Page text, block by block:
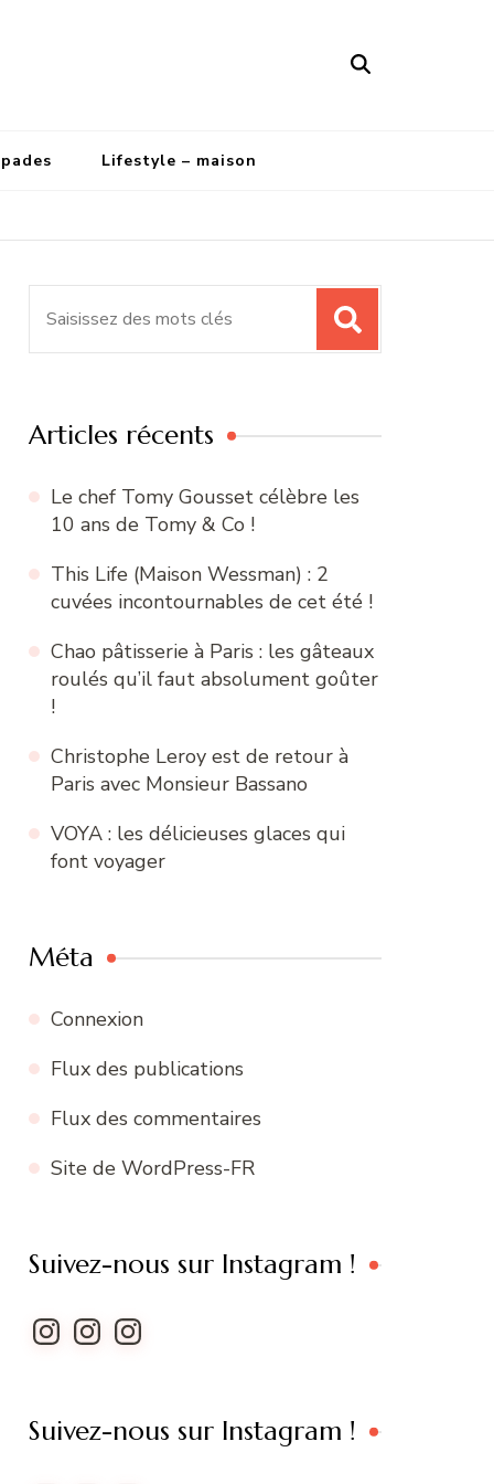
Lifestyle – maison
Articles récents
Le chef Tomy Gousset célèbre les
10 ans de Tomy & Co !
This Life (Maison Wessman) : 2
cuvées incontournables de cet été !
Chao pâtisserie à Paris : les gâteaux
roulés qu’il faut absolument goûter
!
Christophe Leroy est de retour à
Paris avec Monsieur Bassano
VOYA : les délicieuses glaces qui
font voyager
Méta
Connexion
Flux des publications
Flux des commentaires
Site de WordPress-FR
Suivez-nous sur Instagram !
Instagram
InstagramInstagram
Suivez-nous sur Instagram !